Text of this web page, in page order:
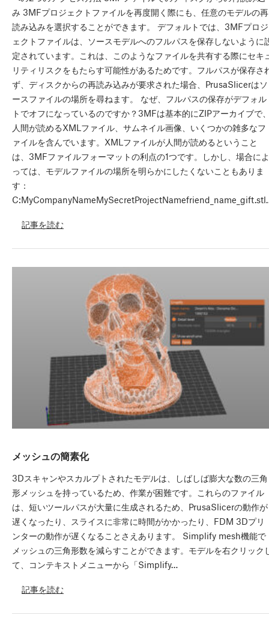
み 3MFプロジェクトファイルを再度開く際にも、任意のモデルの再
読み込みを選択することができます。 デフォルトでは、3MFプロジ
ェクトファイルは、ソースモデルへのフルパスを保存しないように
定されています。これは、このようなファイルを共有する際にセキ
リティリスクをもたらす可能性があるためです。フルパスが保存さ
ず、ディスクからの再読み込みが要求された場合、PrusaSlicerはソ
ースファイルの場所を尋ねます。 なぜ、フルパスの保存がデフォル
トでオフになっているのですか？3MFは基本的にZIPアーカイブで
人間が読めるXMLファイル、サムネイル画像、いくつかの雑多なフ
ァイルを含んでいます。XMLファイルが人間が読めるということ
は、3MFファイルフォーマットの利点の1つです。しかし、場合によ
っては、モデルファイルの場所を明らかにしたくないこともありま
す：
記事を読む
メッシュの簡素化
3Dスキャンやスカルプトされたモデルは、しばしば膨大な数の三角
形メッシュを持っているため、作業が困難です。これらのファイル
は、短いツールパスが大量に生成されるため、PrusaSlicerの動作が
遅くなったり、スライスに非常に時間がかかったり、FDM 3Dプリ
ンターの動作が遅くなることさえあります。 Simplify mesh機能で
メッシュの三角形数を減らすことができます。モデルを右クリック
て、コンテキストメニューから「Simplify…
記事を読む